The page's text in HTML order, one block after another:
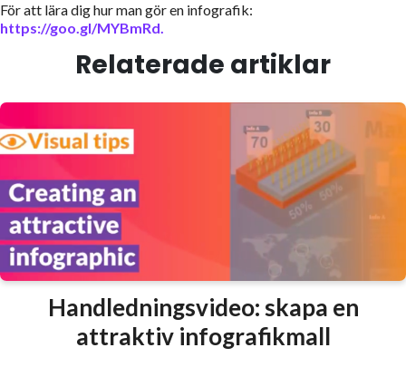
För att lära dig hur man gör en infografik:
https://goo.gl/MYBmRd.
Relaterade artiklar
Handledningsvideo: skapa en
attraktiv infografikmall